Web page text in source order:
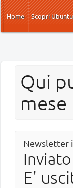
Salta al contenuto
Home
Scopri Ubuntu
Qui
mese
Newsletter
E'